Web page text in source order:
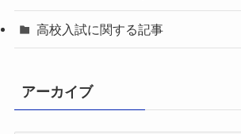
高校入試に関する記事
アーカイブ